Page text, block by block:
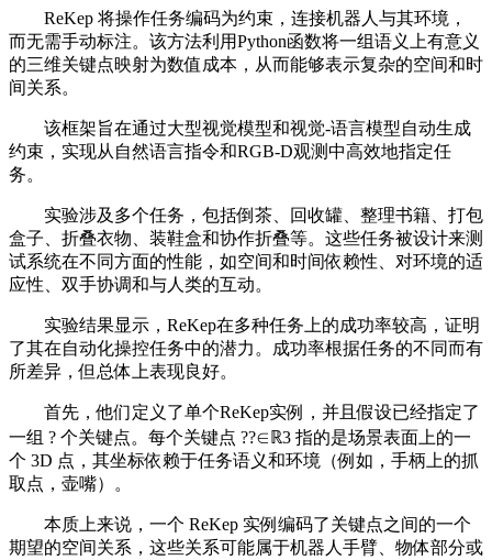
ReKep 将操作任务编码为约束，连接机器人与其环境，
而无需手动标注。该方法利用Python函数将一组语义上有意义
的三维关键点映射为数值成本，从而能够表示复杂的空间和时
间关系。
该框架旨在通过大型视觉模型和视觉-语言模型自动生成
约束，实现从自然语言指令和RGB-D观测中高效地指定任
务。
实验涉及多个任务，包括倒茶、回收罐、整理书籍、打包
盒子、折叠衣物、装鞋盒和协作折叠等。这些任务被设计来测
试系统在不同方面的性能，如空间和时间依赖性、对环境的适
应性、双手协调和与人类的互动。
实验结果显示，ReKep在多种任务上的成功率较高，证明
了其在自动化操控任务中的潜力。成功率根据任务的不同而有
所差异，但总体上表现良好。
首先，他们定义了单个ReKep实例，并且假设已经指定了
一组 ? 个关键点。每个关键点 ??∈ℝ3 指的是场景表面上的一
个 3D 点，其坐标依赖于任务语义和环境（例如，手柄上的抓
取点，壶嘴）。
本质上来说，一个 ReKep 实例编码了关键点之间的一个
期望的空间关系，这些关系可能属于机器人手臂、物体部分或